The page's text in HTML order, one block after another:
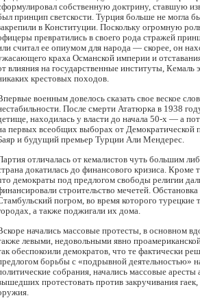
собственную доктрину, ставшую
принцип светскости. Турция больше не могла
в Конституции. Поскольку огромную
превратились в своего рода стражей
считал ее опиумом для народа — скорее, он
краха Османской империи и
влияния на государственные институты,
крестовых походов.
военным довелось сказать свое веское
После смерти Ататюрка в 1938
находилась у власти до начала 50-х — а
первых всеобщих выборах от Демократической
и будущий премьер Турции Али Мендерес.
отличалась от кемалистов чуть большим
докатилась до финансового кризиса. Кроме
демократы под предлогом свободы религии
строительство мечетей.
погром, во время которого
а также поджигали их дома.
начались массовые протесты, в основном
левыми, недовольными явно
обеспокоили демократов, что те фактически
борьбы с «подрывной деятельностью»
собрания, начались массовые
протестовать против закручивания